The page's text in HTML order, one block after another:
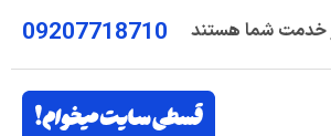
خدمت شما هستند 09207718710